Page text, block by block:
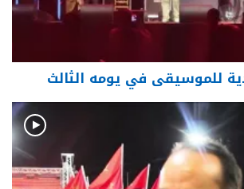
للموسيقى في يومه الثالث